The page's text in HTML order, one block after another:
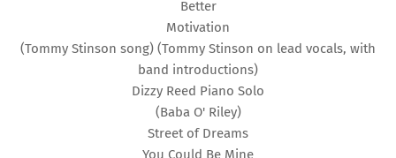
Better
Motivation
(Tommy Stinson song) (Tommy Stinson on lead vocals, with
band introductions)
Dizzy Reed Piano Solo
(Baba O' Riley)
Street of Dreams
You Could Be Mine